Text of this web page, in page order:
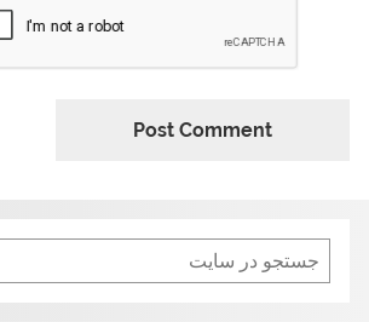
Search